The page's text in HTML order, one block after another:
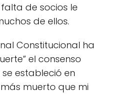
de socios le
de ellos.
Constitucional ha
el consenso
estableció en
más muerto que mi